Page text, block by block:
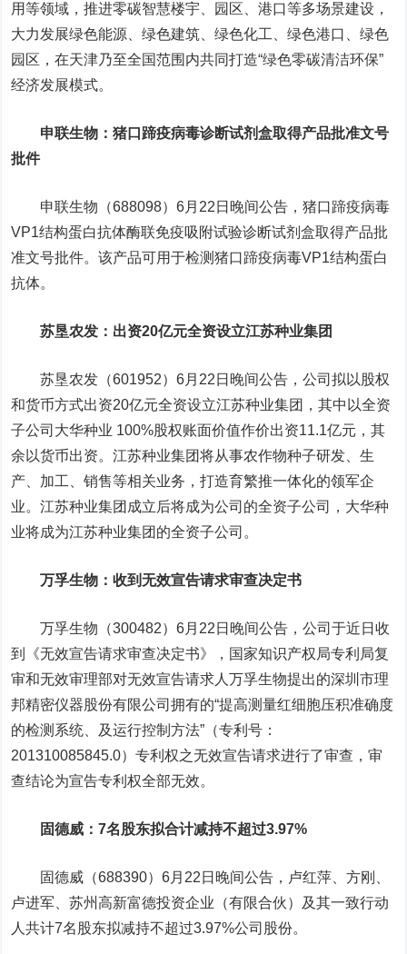
用等领域，推进零碳智慧楼宇、园区、港口等多场景建设，
大力发展绿色能源、绿色建筑、绿色化工、绿色港口、绿色
园区，在天津乃至全国范围内共同打造“绿色零碳清洁环保”
经济发展模式。
申联生物 ：猪口蹄疫病毒诊断试剂盒取得产品批准文号
批件
申联生物（688098）6月22日晚间公告，猪口蹄疫病毒
VP1结构蛋白抗体酶联免疫吸附试验诊断试剂盒取得产品批
准文号批件。该产品可用于检测猪口蹄疫病毒VP1结构蛋白
抗体。
苏垦农发 ：出资20亿元全资设立江苏种业集团
苏垦农发（601952）6月22日晚间公告，公司拟以股权
和货币方式出资20亿元全资设立江苏种业集团，其中以全资
子公司大华种业 100%股权账面价值作价出资11.1亿元，其
余以货币出资。江苏种业集团将从事农作物种子研发、生
产、加工、销售等相关业务，打造育繁推一体化的领军企
业。江苏种业集团成立后将成为公司的全资子公司，大华种
业将成为江苏种业集团的全资子公司。
万孚生物 ：收到无效宣告请求审查决定书
万孚生物（300482）6月22日晚间公告，公司于近日收
到《无效宣告请求审查决定书》，国家知识产权局专利局复
审和无效审理部对无效宣告请求人万孚生物提出的深圳市理
邦精密仪器股份有限公司拥有的“提高测量红细胞压积准确度
的检测系统、及运行控制方法”（专利号：
201310085845.0）专利权之无效宣告请求进行了审查，审
查结论为宣告专利权全部无效。
固德威 ：7名股东拟合计减持不超过3.97%
固德威（688390）6月22日晚间公告，卢红萍、方刚、
卢进军、苏州高新富德投资企业（有限合伙）及其一致行动
人共计7名股东拟减持不超过3.97%公司股份。